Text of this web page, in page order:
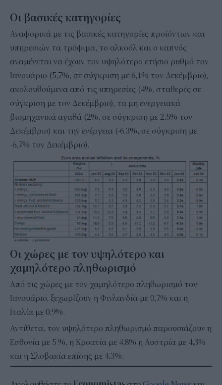
Οι βασικές κατηγορίες
Αναφορικά με τις βασικές κατηγορίες προϊόντων και
υπηρεσιών τα τρόφιμα, το αλκοόλ και ο καπνός
αναμένεται να έχουν τον υψηλότερο ετήσιο ρυθμό τον
Ιανουάριο (5,7%, σε σύγκριση με 6,1% τον Δεκέμβριο),
ακολουθούμενα από τις υπηρεσίες (4%, σταθερές σε
σύγκριση με τον Δεκέμβριο), τα μη ενεργειακά
βιομηχανικά αγαθά (2%, σε σύγκριση με 2,5% τον
Δεκέμβριο) και την ενέργεια (-6,3%, σε σύγκριση με
-6,7% τον Δεκέμβριο).
Οι χώρες με τον υψηλότερο και
χαμηλότερο πληθωρισμό
Από τις χώρες με τον χαμηλότερο πληθωρισμό τον
Ιανουάριο, ξεχωρίζουν η Φινλανδία με 0,7% και η
Ιταλία με 0,9%.
Αντίθετα, τον υψηλότερο πληθωρισμό παρουσιάζουν η
Εσθονία με 5 %, η Κροατία με 4,8% η Αυστρία με 4,3%
και η Σλοβακία επίσης με 4,3%.